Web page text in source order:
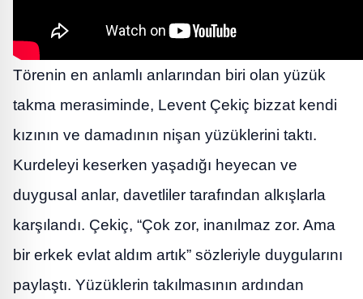
Törenin en anlamlı anlarından biri olan yüzük
takma merasiminde, Levent Çekiç bizzat kendi
kızının ve damadının nişan yüzüklerini taktı.
Kurdeleyi keserken yaşadığı heyecan ve
duygusal anlar, davetliler tarafından alkışlarla
karşılandı. Çekiç, “Çok zor, inanılmaz zor. Ama
bir erkek evlat aldım artık” sözleriyle duygularını
paylaştı. Yüzüklerin takılmasının ardından